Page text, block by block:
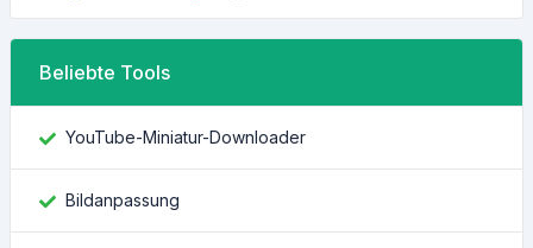
Beliebte Tools
YouTube-Miniatur-Downloader
Bildanpassung